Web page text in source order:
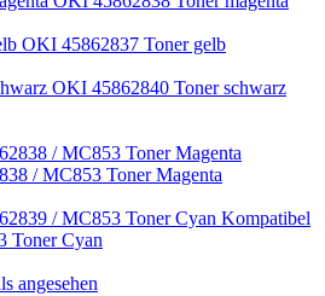
OKI 45862837 Toner gelb
OKI 45862840 Toner schwarz
/ MC853 Toner Magenta
Kompatibel
Toner Cyan
angesehen